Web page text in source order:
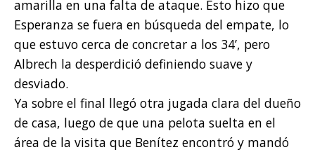
amarilla en una falta de ataque. Esto hizo que
Esperanza se fuera en búsqueda del empate, lo
que estuvo cerca de concretar a los 34’, pero
Albrech la desperdició definiendo suave y
desviado.
Ya sobre el final llegó otra jugada clara del dueño
de casa, luego de que una pelota suelta en el
área de la visita que Benítez encontró y mandó